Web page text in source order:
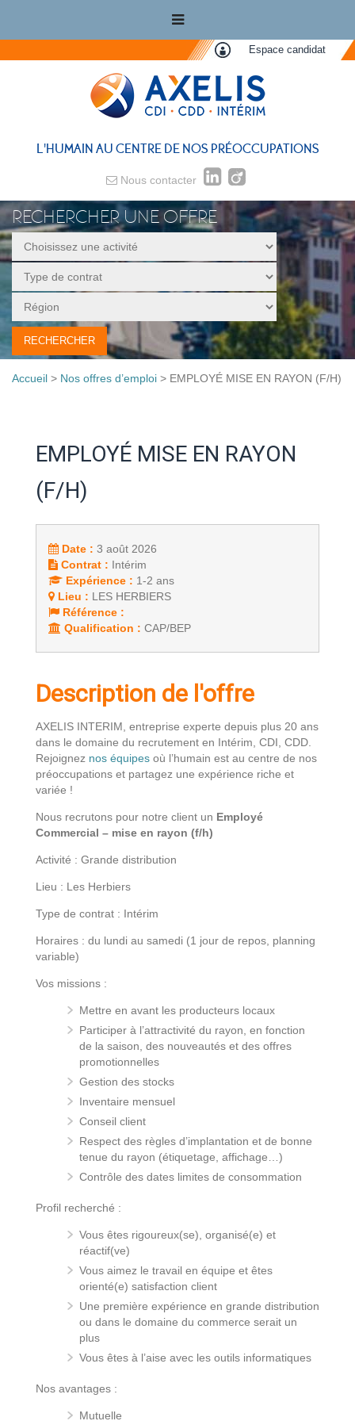
Espace candidat
L'HUMAIN AU CENTRE DE NOS PRÉOCCUPATIONS
Nous contacter
RECHERCHER UNE OFFRE
Accueil > Nos offres d’emploi > EMPLOYÉ MISE EN RAYON (F/H)
EMPLOYÉ MISE EN RAYON
(F/H)
Date : 3 août 2026
Contrat : Intérim
Expérience : 1-2 ans
Lieu : LES HERBIERS
Référence :
Qualification : CAP/BEP
Description de l'offre
AXELIS INTERIM, entreprise experte depuis plus 20 ans
dans le domaine du recrutement en Intérim, CDI, CDD.
Rejoignez nos équipes où l’humain est au centre de nos
préoccupations et partagez une expérience riche et
variée !
Nous recrutons pour notre client un Employé
Commercial – mise en rayon (f/h)
Activité : Grande distribution
Lieu : Les Herbiers
Type de contrat : Intérim
Horaires : du lundi au samedi (1 jour de repos, planning
variable)
Vos missions :
Mettre en avant les producteurs locaux
Participer à l’attractivité du rayon, en fonction
de la saison, des nouveautés et des offres
promotionnelles
Gestion des stocks
Inventaire mensuel
Conseil client
Respect des règles d’implantation et de bonne
tenue du rayon (étiquetage, affichage…)
Contrôle des dates limites de consommation
Profil recherché :
Vous êtes rigoureux(se), organisé(e) et
réactif(ve)
Vous aimez le travail en équipe et êtes
orienté(e) satisfaction client
Une première expérience en grande distribution
ou dans le domaine du commerce serait un
plus
Vous êtes à l’aise avec les outils informatiques
Nos avantages :
Mutuelle